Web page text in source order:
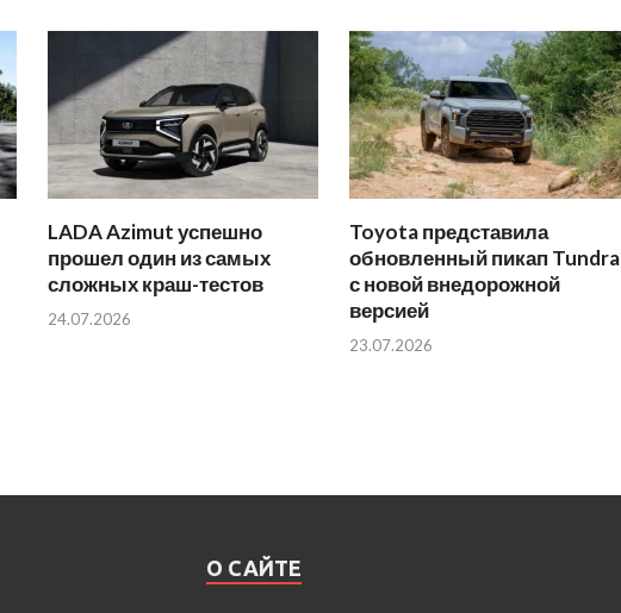
LADA Azimut успешно
прошел один из самых
сложных краш-тестов
24.07.2026
Toyota представила
обновленный пикап Tundra
с новой внедорожной
версией
23.07.2026
О САЙТЕ